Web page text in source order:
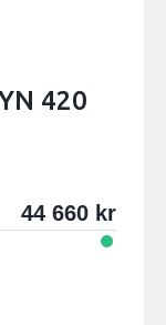
420
44 660